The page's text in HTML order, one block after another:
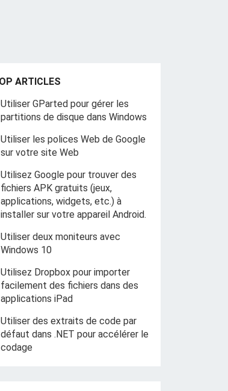
ARTICLES
Utiliser GParted pour gérer les
partitions de disque dans Windows
Utiliser les polices Web de Google
sur votre site Web
Utilisez Google pour trouver des
fichiers APK gratuits (jeux,
applications, widgets, etc.) à
installer sur votre appareil Android.
Utiliser deux moniteurs avec
Windows 10
Utilisez Dropbox pour importer
facilement des fichiers dans des
applications iPad
Utiliser des extraits de code par
défaut dans .NET pour accélérer le
codage